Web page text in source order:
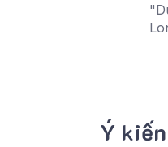
Ý kiến